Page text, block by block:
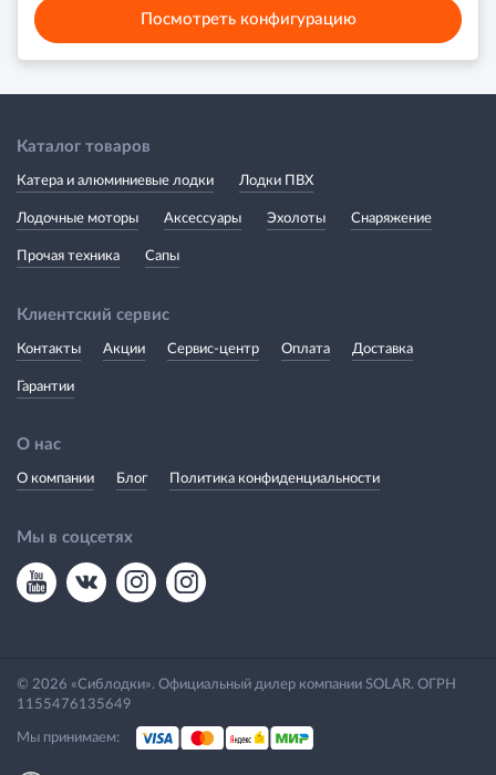
Посмотреть конфигурацию
Каталог товаров
Катера и алюминиевые лодки Лодки ПВХ
Лодочные моторы Аксессуары Эхолоты Снаряжение
Прочая техника Сапы
Клиентский сервис
Контакты Акции Сервис-центр Оплата Доставка
Гарантии
О нас
О компании Блог Политика конфиденциальности
Мы в соцсетях
© 2026 «Сиблодки». Официальный дилер компании SOLAR. ОГРН
1155476135649
Мы принимаем: